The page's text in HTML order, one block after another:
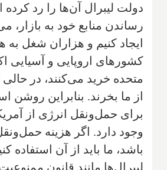
دولت لیبرال آن‌ها را رد
رساندن منابع خود به بازار،
ایجاد کنیم و هزاران شغل به
کشورهای اروپایی و آسیایی
متحده خرید می‌کنند، در
از ما بخرند. بنابراین روشن
برای حمل‌ونقل انرژی از
وجود دارد. اگر هزینه حمل‌ونقل
باشد، ما باید از آن استفاده
لیبرال‌ها مانند قانون